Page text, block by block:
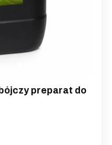
preparat do